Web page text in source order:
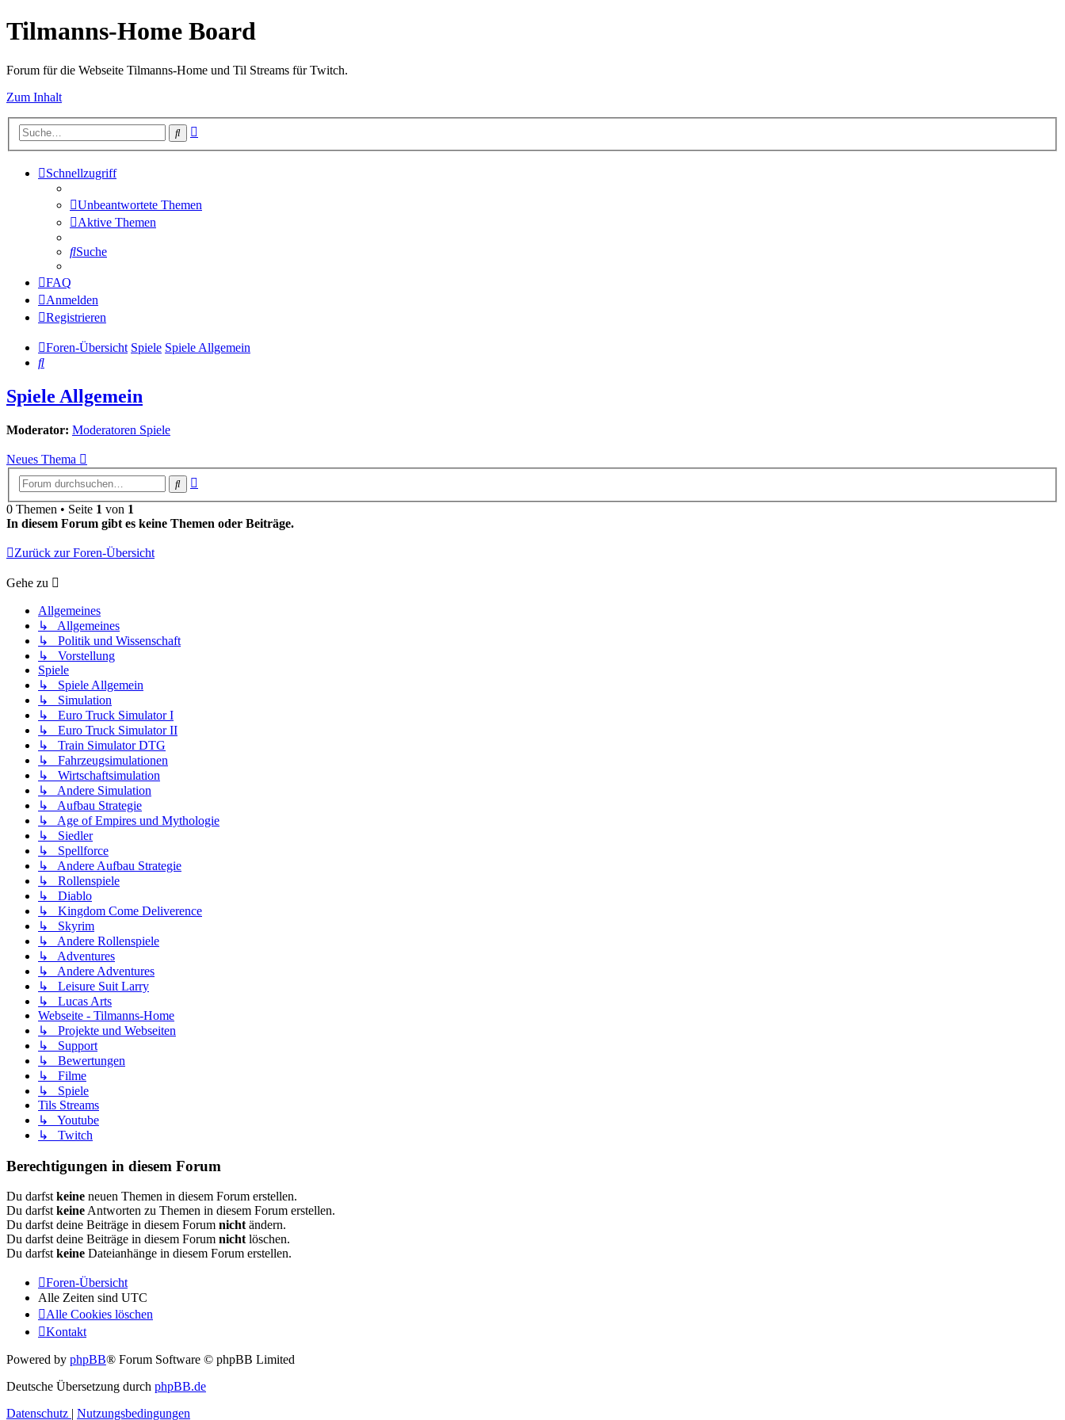
Tilmanns-Home Board
Forum für die Webseite Tilmanns-Home und Til Streams für Twitch.
Zum Inhalt
Suche
Schnellzugriff
Unbeantwortete Themen
Aktive Themen
Suche
FAQ
Anmelden
Registrieren
Foren-Übersicht Spiele Spiele Allgemein
Suche
Spiele Allgemein
Moderator: Moderatoren Spiele
Neues Thema
Suche
0 Themen • Seite 1 von 1
In diesem Forum gibt es keine Themen oder Beiträge.
Zurück zur Foren-Übersicht
Gehe zu
Allgemeines
↳ Allgemeines
↳ Politik und Wissenschaft
↳ Vorstellung
Spiele
↳ Spiele Allgemein
↳ Simulation
↳ Euro Truck Simulator I
↳ Euro Truck Simulator II
↳ Train Simulator DTG
↳ Fahrzeugsimulationen
↳ Wirtschaftsimulation
↳ Andere Simulation
↳ Aufbau Strategie
↳ Age of Empires und Mythologie
↳ Siedler
↳ Spellforce
↳ Andere Aufbau Strategie
↳ Rollenspiele
↳ Diablo
↳ Kingdom Come Deliverence
↳ Skyrim
↳ Andere Rollenspiele
↳ Adventures
↳ Andere Adventures
↳ Leisure Suit Larry
↳ Lucas Arts
Webseite - Tilmanns-Home
↳ Projekte und Webseiten
↳ Support
↳ Bewertungen
↳ Filme
↳ Spiele
Tils Streams
↳ Youtube
↳ Twitch
Berechtigungen in diesem Forum
Du darfst keine neuen Themen in diesem Forum erstellen.
Du darfst keine Antworten zu Themen in diesem Forum erstellen.
Du darfst deine Beiträge in diesem Forum nicht ändern.
Du darfst deine Beiträge in diesem Forum nicht löschen.
Du darfst keine Dateianhänge in diesem Forum erstellen.
Foren-Übersicht
Alle Zeiten sind UTC
Alle Cookies löschen
Kontakt
Powered by phpBB® Forum Software © phpBB Limited
Deutsche Übersetzung durch phpBB.de
Datenschutz | Nutzungsbedingungen